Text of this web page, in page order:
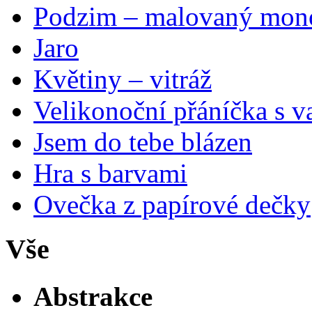
Podzim – malovaný
Jaro
Květiny – vitráž
Velikonoční přáníčka s
Jsem do tebe blázen
Hra s barvami
Ovečka z papírové dečky
Vše
Abstrakce